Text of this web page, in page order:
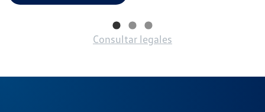
Consultar legales